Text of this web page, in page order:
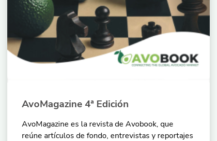
AvoMagazine 4ª Edición
AvoMagazine es la revista de Avobook, que
reúne artículos de fondo, entrevistas y reportajes